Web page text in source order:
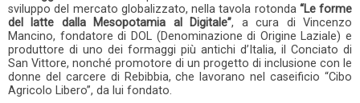
sviluppo del mercato globalizzato, nella tavola rotonda “Le forme
del latte dalla Mesopotamia al Digitale”, a cura di Vincenzo
Mancino, fondatore di DOL (Denominazione di Origine Laziale) e
produttore di uno dei formaggi più antichi d’Italia, il Conciato di
San Vittore, nonché promotore di un progetto di inclusione con le
donne del carcere di Rebibbia, che lavorano nel caseificio “Cibo
Agricolo Libero”, da lui fondato.